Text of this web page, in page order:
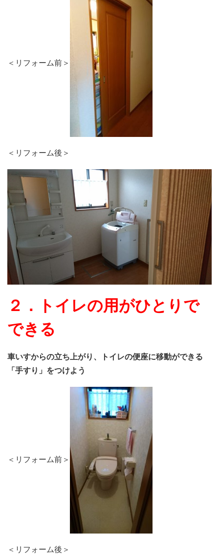
＜リフォーム前＞
＜リフォーム後＞
２．トイレの用がひとりで
できる
車いすからの立ち上がり、トイレの便座に移動ができる
「手すり」をつけよう
＜リフォーム前＞
＜リフォーム後＞